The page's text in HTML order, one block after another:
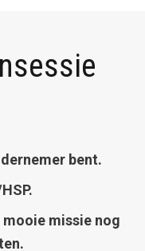
bent.
missie nog